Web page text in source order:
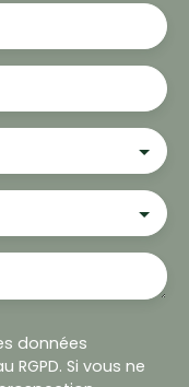
données
Si vous ne